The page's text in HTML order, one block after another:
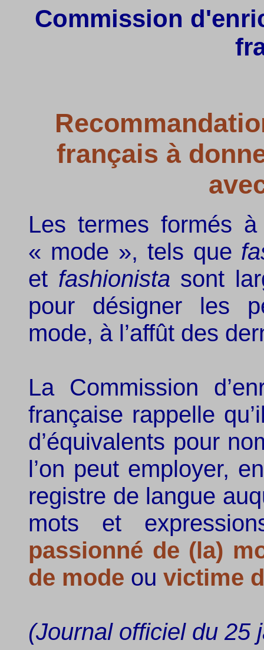
Commission
français à
Les termes formés
« mode », tels que
et fashionista sont
pour désigner les
mode, à l’affût des
La Commission
française rappelle
d’équivalents pour
l’on peut employer,
registre de langue
mots et
passionné de (la)
de mode ou victime
(Journal officiel du 25